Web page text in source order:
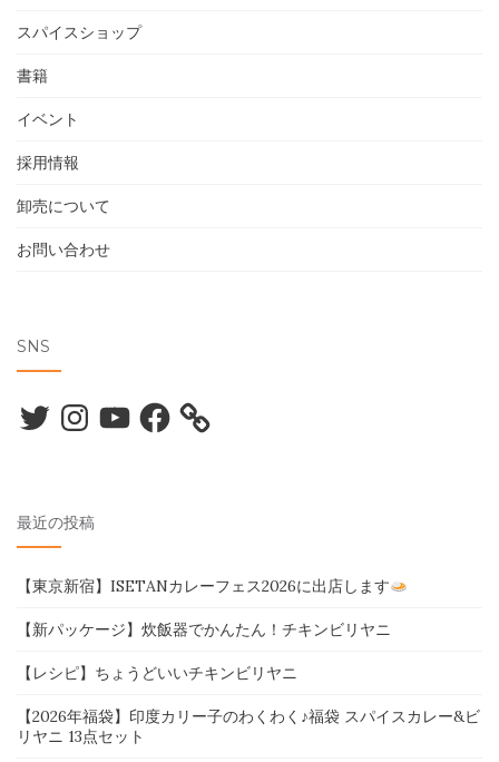
スパイスショップ
書籍
イベント
採用情報
卸売について
お問い合わせ
SNS
TwitterInstagramYouTubeFacebook
最近の投稿
【東京新宿】ISETANカレーフェス2026に出店します
【新パッケージ】炊飯器でかんたん！チキンビリヤニ
【レシピ】ちょうどいいチキンビリヤニ
【2026年福袋】印度カリー子のわくわく♪福袋 スパイスカレー&ビ
リヤニ 13点セット